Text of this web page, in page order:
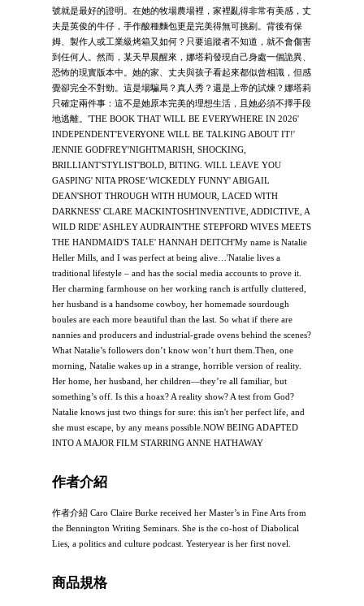
號就是最好的證明。在她的牧場農場裡，家裡亂得非常有美感，丈
夫是英俊的牛仔，手作酸種麵包更是完美得無可挑剔。背後有保
姆、製作人或工業級烤箱又如何？只要追蹤者不知道，就不會傷害
到任何人。然而，某天早晨醒來，娜塔莉發現自己身處一個詭異、
恐怖的現實版本中。她的家、丈夫與孩子看起來都似曾相識，但感
覺卻完全不對勁。這是場騙局？真人秀？還是上帝的試煉？娜塔莉
只確定兩件事：這不是她原本完美的理想生活，且她必須不擇手段
地逃離。'THE BOOK THAT WILL BE EVERYWHERE IN 2026'
INDEPENDENT'EVERYONE WILL BE TALKING ABOUT IT!'
JENNIE GODFREY'NIGHTMARISH, SHOCKING,
BRILLIANT'STYLIST'BOLD, BITING. WILL LEAVE YOU
GASPING' NITA PROSE‘WICKEDLY FUNNY' ABIGAIL
DEAN'SHOT THROUGH WITH HUMOUR, LACED WITH
DARKNESS' CLARE MACKINTOSH'INVENTIVE, ADDICTIVE, A
WILD RIDE' ASHLEY AUDRAIN'THE STEPFORD WIVES MEETS
THE HANDMAID'S TALE' HANNAH DEITCH'My name is Natalie
Heller Mills, and I was perfect at being alive…'Natalie lives a
traditional lifestyle – and has the social media accounts to prove it.
Her charming farmhouse on her working ranch is artfully cluttered,
her husband is a handsome cowboy, her homemade sourdough
boules are each more beautiful than the last. So what if there are
nannies and producers and industrial-grade ovens behind the scenes?
What Natalie’s followers don’t know won’t hurt them.Then, one
morning, Natalie wakes up in a strange, horrible version of reality.
Her home, her husband, her children―they’re all familiar, but
something’s off. Is this a hoax? A reality show? A test from God?
Natalie knows just two things for sure: this isn't her perfect life, and
she must escape, by any means possible.NOW BEING ADAPTED
INTO A MAJOR FILM STARRING ANNE HATHAWAY
作者介紹
作者介紹 Caro Claire Burke received her Master’s in Fine Arts from
the Bennington Writing Seminars. She is the co-host of Diabolical
Lies, a politics and culture podcast. Yesteryear is her first novel.
商品規格